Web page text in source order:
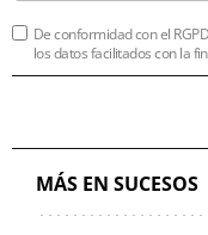
De conformidad con el
los datos facilitados con la
MÁS EN SUCESOS